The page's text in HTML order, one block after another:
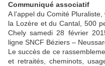
Communiqué associatif
A l’appel du Comité
la Lozère et du Cantal, 500
Chely samedi 28 février
ligne SNCF Béziers –
Le succès de ce
et retraités, cheminots,